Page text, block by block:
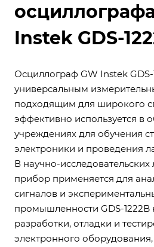
Instek GDS-
Осциллограф GW Instek GDS-
универсальным
подходящим для широкого
эффективно используется в
учреждениях для обучения
электроники и проведения
В научно-
прибор применяется для
сигналов и
промышленности GDS-1222B
разработки, отладки и
электронного